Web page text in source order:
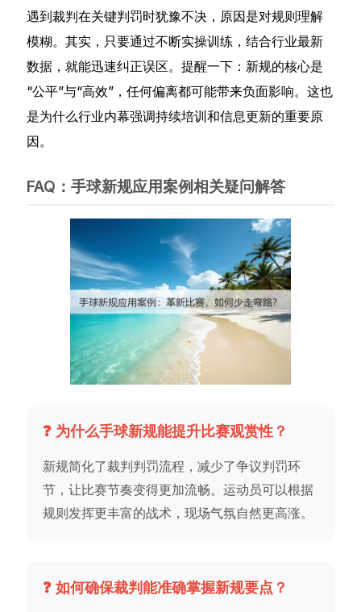
遇到裁判在关键判罚时犹豫不决，原因是对规则理解
模糊。其实，只要通过不断实操训练，结合行业最新
数据，就能迅速纠正误区。提醒一下：新规的核心是
“公平”与“高效”，任何偏离都可能带来负面影响。这也
是为什么行业内幕强调持续培训和信息更新的重要原
因。
FAQ：手球新规应用案例相关疑问解答
❓ 为什么手球新规能提升比赛观赏性？
新规简化了裁判判罚流程，减少了争议判罚环
节，让比赛节奏变得更加流畅。运动员可以根据
规则发挥更丰富的战术，现场气氛自然更高涨。
❓ 如何确保裁判能准确掌握新规要点？